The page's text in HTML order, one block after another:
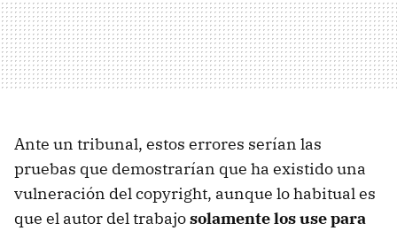
Ante un tribunal, estos errores serían las
pruebas que demostrarían que ha existido una
vulneración del copyright, aunque lo habitual es
que el autor del trabajosolamente los use para